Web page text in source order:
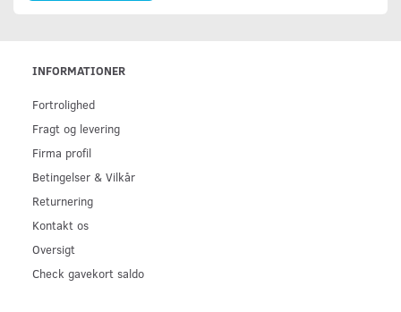
INFORMATIONER
Fortrolighed
Fragt og levering
Firma profil
Betingelser & Vilkår
Returnering
Kontakt os
Oversigt
Check gavekort saldo